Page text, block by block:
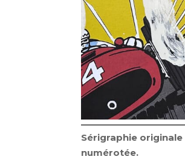
Sérigraphie
numérotée.